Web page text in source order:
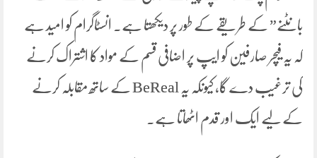
بانٹنے” کے طریقے کے طور پر دیکھتا ہے۔ انسٹاگرام کو امید ہے
کہ یہ فیچر صارفین کو ایپ پر اضافی قسم کے مواد کا اشتراک کرنے
کی ترغیب دے گا، کیونکہ یہ BeReal کے ساتھ مقابلہ کرنے
کے لیے ایک اور قدم اٹھاتا ہے۔